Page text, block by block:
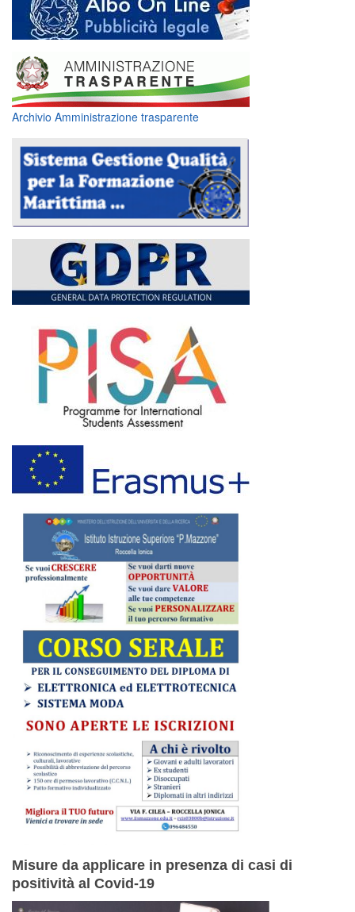
Archivio Amministrazione trasparente
Misure da applicare in presenza di casi di
positività al Covid-19